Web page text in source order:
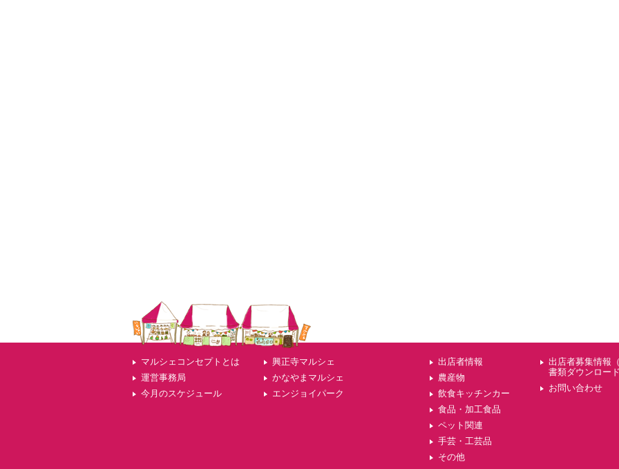
マルシェコンセプトとは
運営事務局
今月のスケジュール
興正寺マルシェ
かなやまマルシェ
エンジョイパーク
出店者情報
農産物
飲食キッチンカー
食品・加工食品
ペット関連
手芸・工芸品
その他
出店者募集情報
書類ダウンロー
お問い合わせ